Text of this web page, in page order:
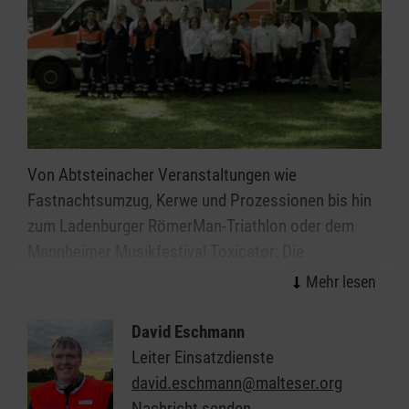
Spaß kommen aber garantiert nicht zu kurz.
Von Abtsteinacher Veranstaltungen wie
Fastnachtsumzug, Kerwe und Prozessionen bis hin
zum Ladenburger RömerMan-Triathlon oder dem
sanitätsdienstliche Versorgung bei verschiedenen
Die ehrenamtlichen Helferinnen und Helfer des
Malteser Sanitätsdiensts leisten vor Ort schnelle
David Eschmann
Leiter Einsatzdienste
david.eschmann@malteser.org